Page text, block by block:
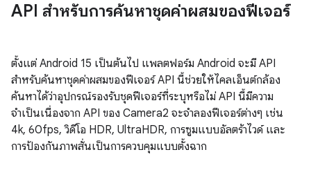
API สำหรับการค้นหาชุดค่าผสมของฟีเจอร์
ตั้งแต่ Android 15 เป็นต้นไป แพลตฟอร์ม Android จะมี API
สำหรับค้นหาชุดค่าผสมของฟีเจอร์ API นี้ช่วยให้ไคลเอ็นต์กล้อง
ค้นหาได้ว่าอุปกรณ์รองรับชุดฟีเจอร์ที่ระบุหรือไม่ API นี้มีความ
จำเป็นเนื่องจาก API ของ Camera2 จะจำลองฟีเจอร์ต่างๆ เช่น
4k, 60fps, วิดีโอ HDR, UltraHDR, การซูมแบบอัลตร้าไวด์ และ
การป้องกันภาพสั่นเป็นการควบคุมแบบตั้งฉาก